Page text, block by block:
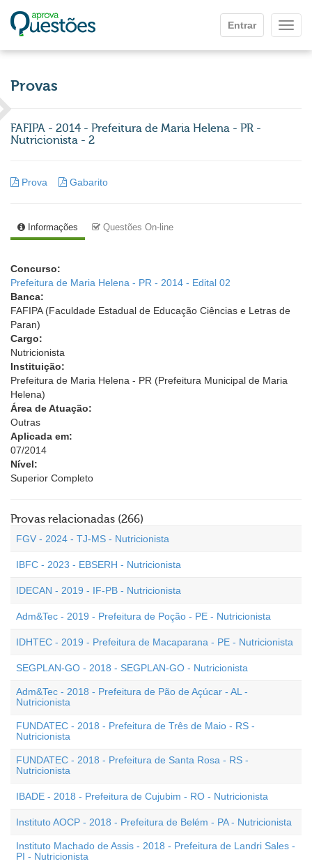
Entrar
Provas
FAFIPA - 2014 - Prefeitura de Maria Helena - PR -
Nutricionista - 2
Prova Gabarito
Informações Questões On-line
Concurso:
Prefeitura de Maria Helena - PR - 2014 - Edital 02
Banca:
FAFIPA (Faculdade Estadual de Educação Ciências e Letras de
Paran)
Cargo:
Nutricionista
Instituição:
Prefeitura de Maria Helena - PR (Prefeitura Municipal de Maria
Helena)
Área de Atuação:
Outras
Aplicada em:
07/2014
Nível:
Superior Completo
Provas relacionadas (266)
FGV - 2024 - TJ-MS - Nutricionista
IBFC - 2023 - EBSERH - Nutricionista
IDECAN - 2019 - IF-PB - Nutricionista
Adm&Tec - 2019 - Prefeitura de Poção - PE - Nutricionista
IDHTEC - 2019 - Prefeitura de Macaparana - PE - Nutricionista
SEGPLAN-GO - 2018 - SEGPLAN-GO - Nutricionista
Adm&Tec - 2018 - Prefeitura de Pão de Açúcar - AL -
Nutricionista
FUNDATEC - 2018 - Prefeitura de Três de Maio - RS -
Nutricionista
FUNDATEC - 2018 - Prefeitura de Santa Rosa - RS -
Nutricionista
IBADE - 2018 - Prefeitura de Cujubim - RO - Nutricionista
Instituto AOCP - 2018 - Prefeitura de Belém - PA - Nutricionista
Instituto Machado de Assis - 2018 - Prefeitura de Landri Sales -
PI - Nutricionista